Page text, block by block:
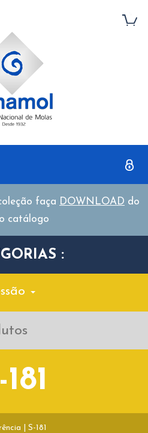
faça DOWNLOAD do
catálogo
:
| S-181